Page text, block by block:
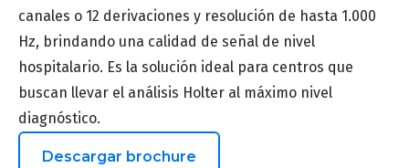
canales o 12 derivaciones y resolución de hasta 1.000
Hz, brindando una calidad de señal de nivel
hospitalario. Es la solución ideal para centros que
buscan llevar el análisis Holter al máximo nivel
diagnóstico.
Descargar brochure